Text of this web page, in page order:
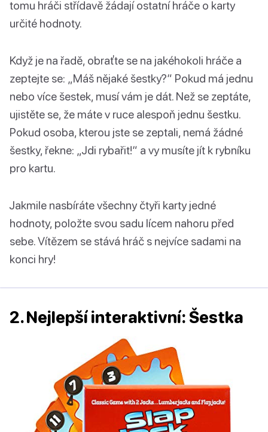
tomu hráči střídavě žádají ostatní hráče o karty
určité hodnoty.
Když je na řadě, obraťte se na jakéhokoli hráče a
zeptejte se: „Máš nějaké šestky?“ Pokud má jednu
nebo více šestek, musí vám je dát. Než se zeptáte,
ujistěte se, že máte v ruce alespoň jednu šestku.
Pokud osoba, kterou jste se zeptali, nemá žádné
šestky, řekne: „Jdi rybařit!“ a vy musíte jít k rybníku
pro kartu.
Jakmile nasbíráte všechny čtyři karty jedné
hodnoty, položte svou sadu lícem nahoru před
sebe. Vítězem se stává hráč s nejvíce sadami na
konci hry!
2. Nejlepší interaktivní: Šestka